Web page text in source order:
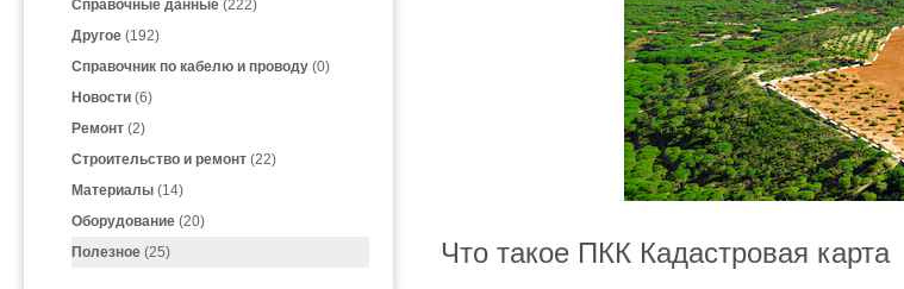
Справочные данные (222)
Другое (192)
Справочник по кабелю и проводу (0)
Новости (6)
Ремонт (2)
Строительство и ремонт (22)
Материалы (14)
Оборудование (20)
Полезное (25) Что такое ПКК Кадастровая карта